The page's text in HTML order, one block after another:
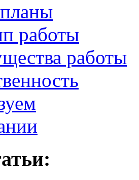
работы
работы